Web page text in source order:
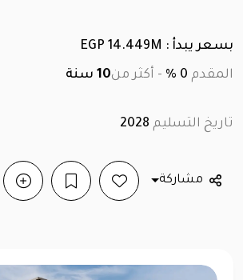
بسعر يبدأ : EGP 14.449M
المقدم 0 %
- أكثر من10 سنة
تاريخ التسليم 2028
مشاركة